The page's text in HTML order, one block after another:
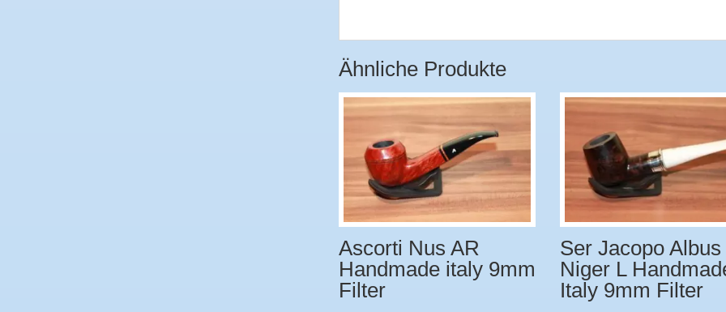
Ähnliche Produkte
Ascorti Nus AR
Handmade italy 9mm
Filter
Ser Jacopo Albus
Niger L
Italy 9mm Filter